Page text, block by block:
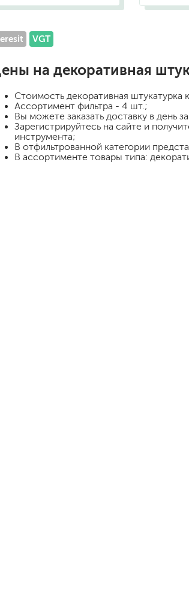
работ
и наружных работ
для
ручной
шпатели
ленты
батарей
ржавчины
VGT
на декоративная
Стоимость декоративная штукатурка
Ассортимент фильтра - 4 шт.;
Вы можете заказать доставку в день
Зарегистрируйтесь на сайте и
инструмента;
В отфильтрованной категории
В ассортименте товары типа: